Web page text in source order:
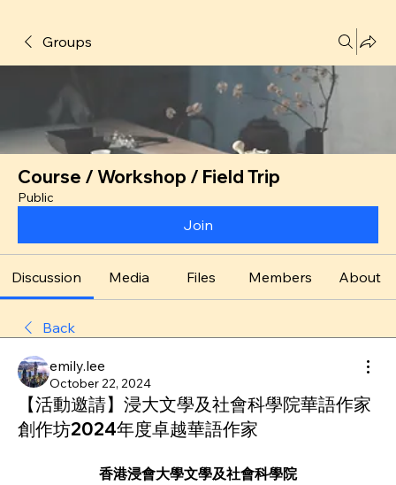
Groups
Course / Workshop / Field Trip
Public
Join
Discussion Media Files Members About
Back
emily.lee
October 22, 2024
【活動邀請】浸大文學及社會科學院華語作家
創作坊2024年度卓越華語作家
香港浸會大學文學及社會科學院